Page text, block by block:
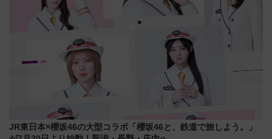
JR東日本×櫻坂46の大型コラボ「櫻坂46と、鉄道で旅しよう。」